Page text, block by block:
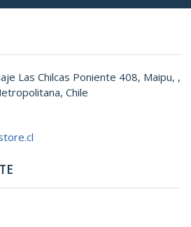
Las Chilcas Poniente 408, Maipu, ,
Chile